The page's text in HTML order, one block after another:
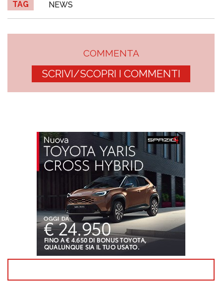
TAG NEWS
COMMENTA
SCRIVI/SCOPRI I COMMENTI